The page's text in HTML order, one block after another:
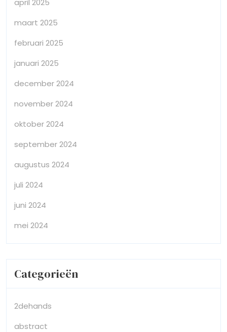
april 2025
maart 2025
februari 2025
januari 2025
december 2024
november 2024
oktober 2024
september 2024
augustus 2024
juli 2024
juni 2024
mei 2024
Categorieën
2dehands
abstract